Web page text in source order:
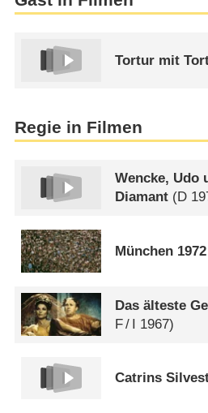
Tortur mit
Regie in Filmen
Wencke, Udo
Diamant (D
München 1972
Das älteste
F/ I 1967)
Catrins